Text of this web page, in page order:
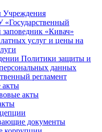
Учреждения
«Государственный
«Кивач»
услуг и цены на
Политики защиты и
данных
регламент
акты
акты
документы